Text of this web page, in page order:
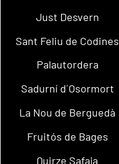
Just Desvern
Sant Feliu de Codines
Palautordera
Sadurní d´Osormort
La Nou de Berguedà
Fruitós de Bages
Quirze Safaja